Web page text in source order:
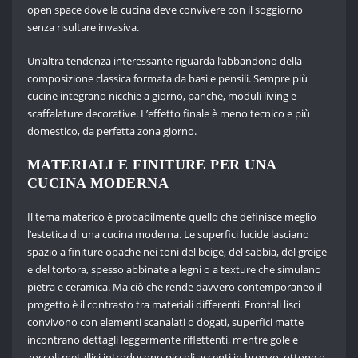
open space dove la cucina deve convivere con il soggiorno
senza risultare invasiva.
Un’altra tendenza interessante riguarda l’abbandono della
composizione classica formata da basi e pensili. Sempre più
cucine integrano nicchie a giorno, panche, moduli living e
scaffalature decorative. L’effetto finale è meno tecnico e più
domestico, da perfetta zona giorno.
MATERIALI E FINITURE PER UNA
CUCINA MODERNA
Il tema materico è probabilmente quello che definisce meglio
l’estetica di una cucina moderna. Le superfici lucide lasciano
spazio a finiture opache nei toni del beige, del sabbia, del greige
e del tortora, spesso abbinate a legni o a texture che simulano
pietra e ceramica. Ma ciò che rende davvero contemporaneo il
progetto è il contrasto tra materiali differenti. Frontali lisci
convivono con elementi scanalati o dogati, superfici matte
incontrano dettagli leggermente riflettenti, mentre gole e